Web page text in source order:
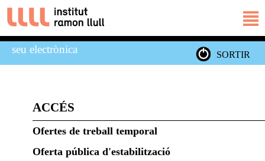
seu electrònica SORTIR
ACCÉS
Ofertes de treball temporal
Oferta pública d'estabilització